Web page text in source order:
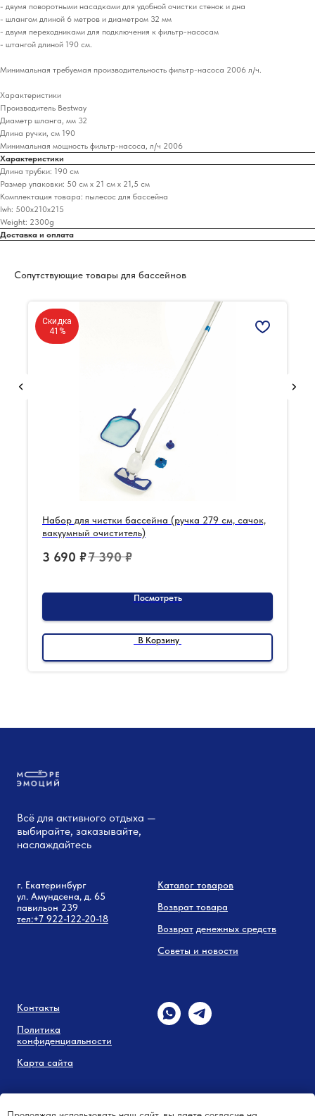
- двумя поворотными насадками для удобной очистки стенок и дна
- шлангом длиной 6 метров и диаметром 32 мм
- двумя переходниками для подключения к фильтр-насосам
- штангой длиной 190 см.
Минимальная требуемая производительность фильтр-насоса 2006 л/ч.
Характеристики
Производитель Bestway
Диаметр шланга, мм 32
Длина ручки, см 190
Минимальная мощность фильтр-насоса, л/ч 2006
Характеристики
Длина трубки: 190 см
Размер упаковки: 50 см х 21 см х 21,5 см
Комплектация товара: пылесос для бассейна
lwh: 500x210x215
Weight: 2300g
Доставка и оплата
Сопутствующие товары для бассейнов
Скидка
41%
Набор для чистки бассейна (ручка 279 см, сачок,
вакуумный очиститель)
3 690 ₽7 390 ₽
Посмотреть
В Корзину
Всё для активного отдыха —
выбирайте, заказывайте,
наслаждайтесь
г. Екатеринбург
ул. Амундсена, д. 65
павильон 239
тел:+7 922-122-20-18
Каталог товаров
Возврат товара
Возврат денежных средств
Советы и новости
Контакты
Политика
конфиденциальности
Карта сайта